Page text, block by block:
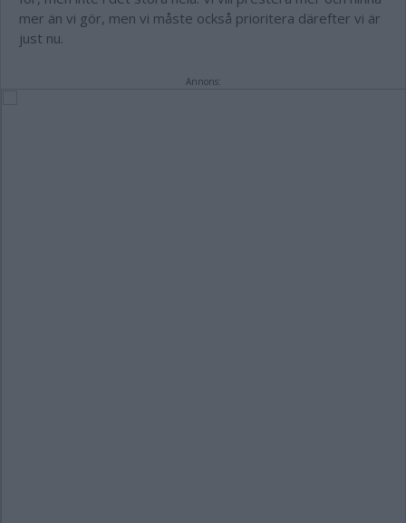
mer än vi gör, men vi måste också prioritera därefter vi är
just nu.
Annons: